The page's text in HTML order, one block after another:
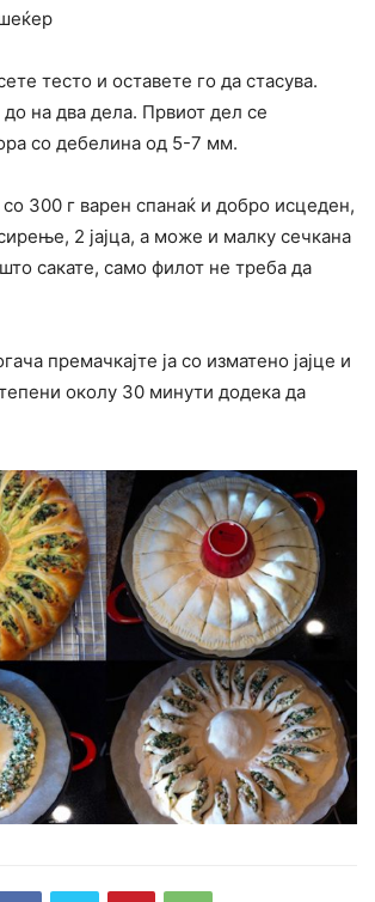
тесто и оставете го да стасува.
на два дела. Првиот дел се
со дебелина од 5-7 мм.
300 г варен спанаќ и добро исцеден,
2 јајца, а може и малку сечкана
сакате, само филот не треба да
премачкајте ја со изматено јајце и
околу 30 минути додека да